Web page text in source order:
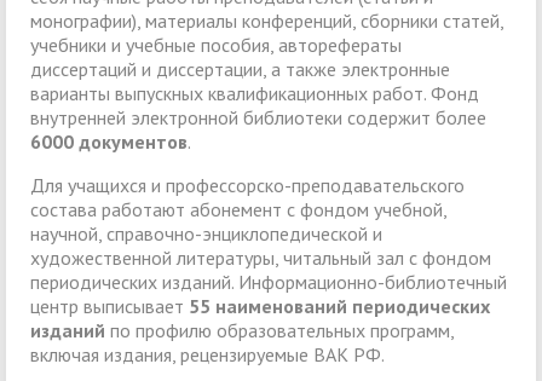
монографии), материалы конференций, сборники статей,
учебники и учебные пособия, авторефераты
диссертаций и диссертации, а также электронные
варианты выпускных квалификационных работ. Фонд
внутренней электронной библиотеки содержит более
6000 документов.
Для учащихся и профессорско-преподавательского
состава работают абонемент с фондом учебной,
научной, справочно-энциклопедической и
художественной литературы, читальный зал с фондом
периодических изданий. Информационно-библиотечный
центр выписывает 55 наименований периодических
изданий по профилю образовательных программ,
включая издания, рецензируемые ВАК РФ.